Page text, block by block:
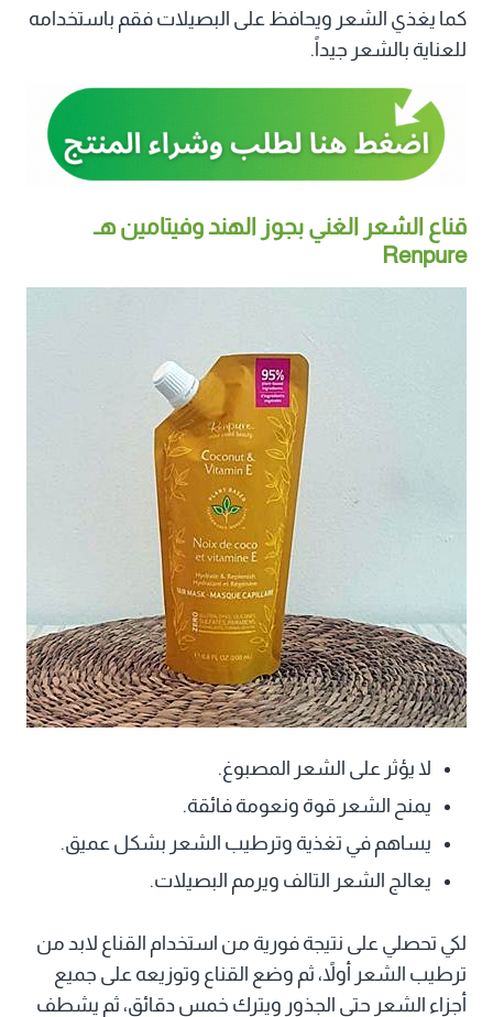
كما يغذي الشعر ويحافظ على البصيلات فقم باستخدامه
للعناية بالشعر جيداً.
قناع الشعر الغني بجوز الهند وفيتامين هـ
Renpure‏
لا يؤثر على الشعر المصبوغ.
يمنح الشعر قوة ونعومة فائقة.
يساهم في تغذية وترطيب الشعر بشكل عميق.
يعالج الشعر التالف ويرمم البصيلات.
لكي تحصلي على نتيجة فورية من استخدام القناع لابد من
ترطيب الشعر أولاً، ثم وضع القناع وتوزيعه على جميع
أجزاء الشعر حتى الجذور ويترك خمس دقائق، ثم يشطف